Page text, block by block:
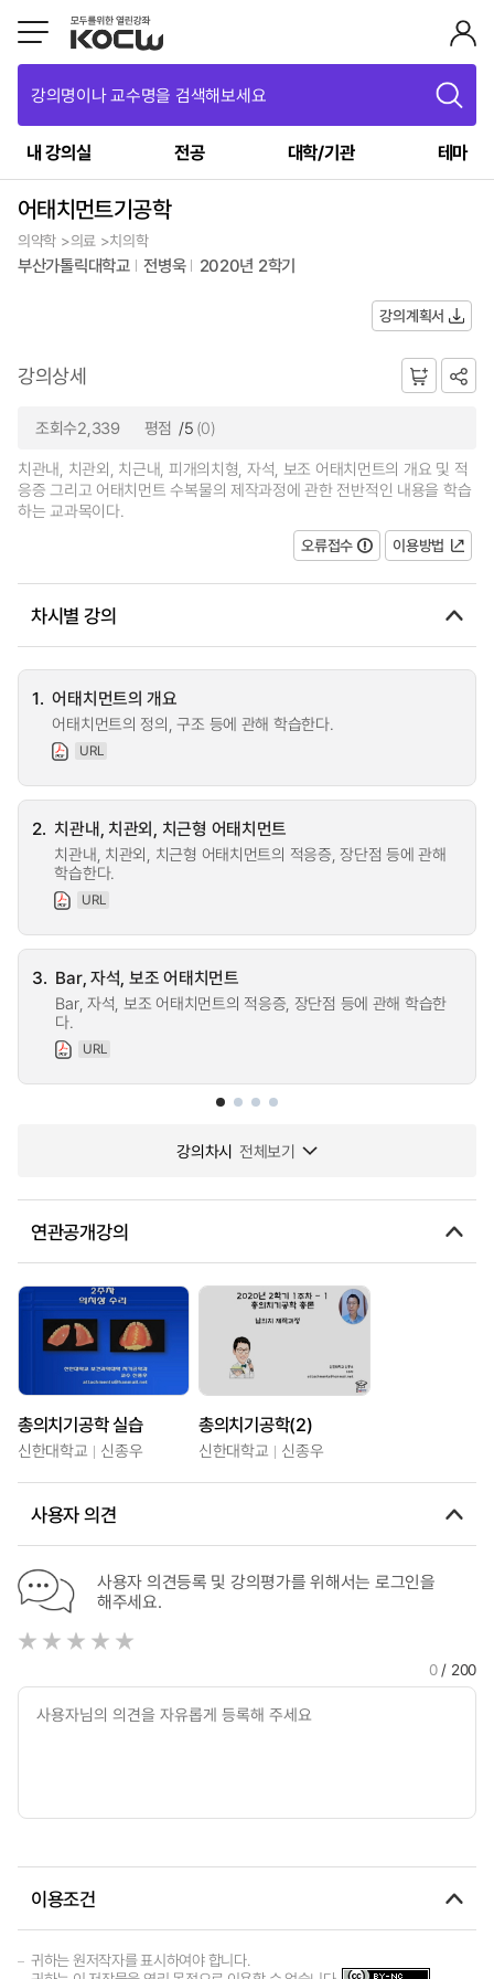
강의명이나 교수명을 검색해보세요
내 강의실 전공 대학/기관 테마
어태치먼트기공학
의약학 >의료 >치의학
부산가톨릭대학교 전병욱 2020년 2학기
강의계획서
강의상세
조회수2,339 평점 /5 (0)
치관내, 치관외, 치근내, 피개의치형, 자석, 보조 어태치먼트의 개요 및 적
응증 그리고 어태치먼트 수복물의 제작과정에 관한 전반적인 내용을 학습
하는 교과목이다.
오류접수
이용방법
차시별 강의
1. 어태치먼트의 개요
어태치먼트의 정의, 구조 등에 관해 학습한다.
URL
2. 치관내, 치관외, 치근형 어태치먼트
치관내, 치관외, 치근형 어태치먼트의 적응증, 장단점 등에 관해
학습한다.
URL
3. Bar, 자석, 보조 어태치먼트
Bar, 자석, 보조 어태치먼트의 적응증, 장단점 등에 관해 학습한
다.
URL
강의차시 전체보기
연관공개강의
총의치기공학 실습
신한대학교 신종우
총의치기공학(2)
신한대학교 신종우
사용자 의견
사용자 의견등록 및 강의평가를 위해서는 로그인을
해주세요.
0/ 200
이용조건
귀하는 원저작자를 표시하여야 합니다.